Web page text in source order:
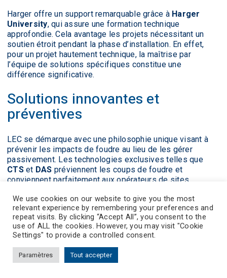
Harger offre un support remarquable grâce à Harger
University, qui assure une formation technique
approfondie. Cela avantage les projets nécessitant un
soutien étroit pendant la phase d’installation. En effet,
pour un projet hautement technique, la maîtrise par
l’équipe de solutions spécifiques constitue une
différence significative.
Solutions innovantes et
préventives
LEC se démarque avec une philosophie unique visant à
prévenir les impacts de foudre au lieu de les gérer
passivement. Les technologies exclusives telles que
CTSet DAS préviennent les coups de foudre et
conviennent parfaitement aux opérateurs de sites
conception.
Le meilleur choix selon le profil
Les gestionnaires industriels recherchant des
solutions personnalisées aux normes évolutives
We use cookies on our website to give you the most
relevant experience by remembering your preferences and
repeat visits. By clicking “Accept All”, you consent to the
use of ALL the cookies. However, you may visit "Cookie
Settings" to provide a controlled consent.
Paramètres Tout accepter